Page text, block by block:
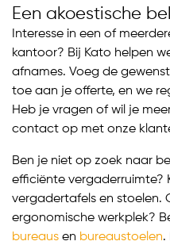
Een akoestische
Interesse in een of
kantoor? Bij Kato helpen
afnames. Voeg de
toe aan je offerte, en we
Heb je vragen of wil je
contact op met onze
Ben je niet op zoek naar
efficiënte vergaderruimte?
vergadertafels en stoelen.
ergonomische werkplek?
bureaus en bureaustoelen.